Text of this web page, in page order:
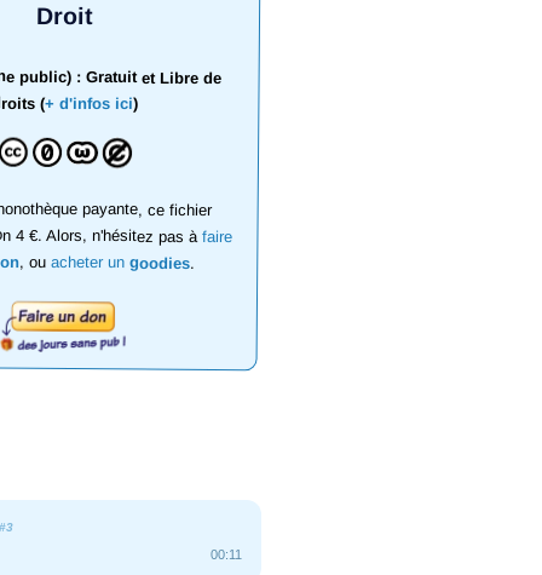
Droit
public) : Gratuit et Libre de
(+ d'infos ici)
payante, ce fichier
4 €. Alors, n'hésitez pas àfaire
, ouacheter ungoodies.
#3
00:11